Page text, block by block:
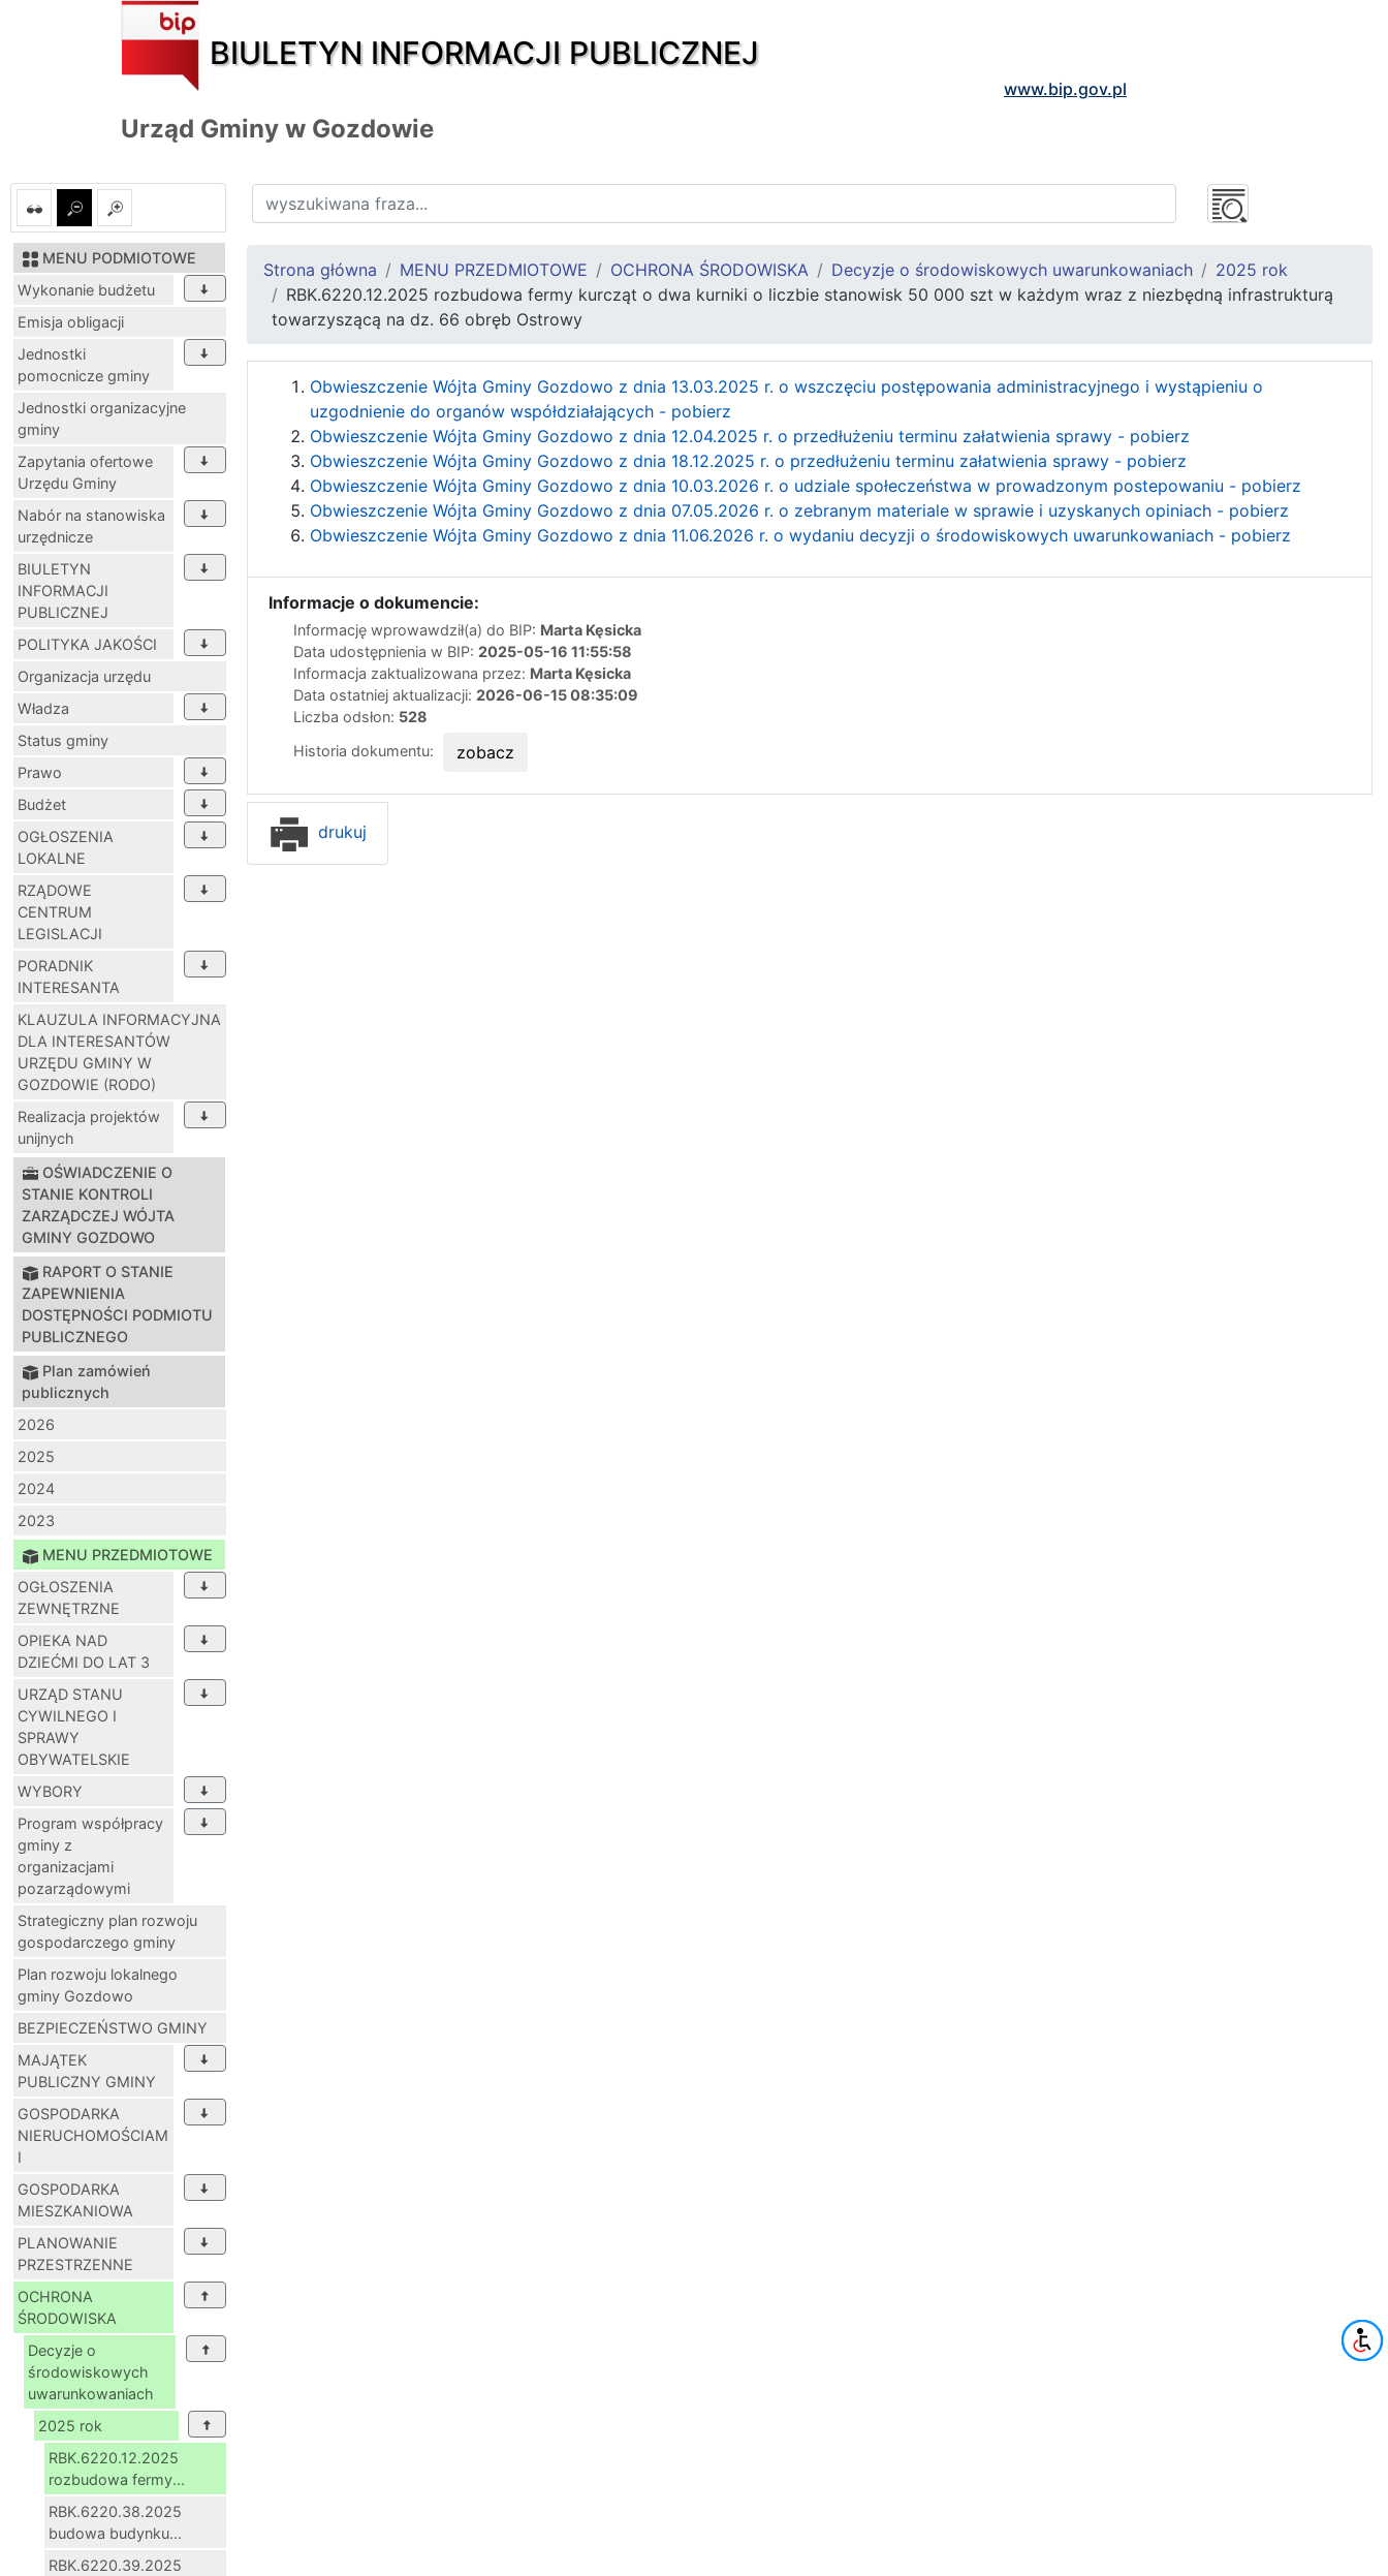
BIULETYN INFORMACJI PUBLICZNEJ
www.bip.gov.pl
Urząd Gminy w Gozdowie
MENU PODMIOTOWE
Wykonanie budżetu
Emisja obligacji
Jednostki
pomocnicze gminy
Jednostki organizacyjne
gminy
Zapytania ofertowe
Urzędu Gminy
Nabór na stanowiska
urzędnicze
BIULETYN
INFORMACJI
PUBLICZNEJ
POLITYKA JAKOŚCI
Organizacja urzędu
Władza
Status gminy
Prawo
Budżet
OGŁOSZENIA
LOKALNE
RZĄDOWE
CENTRUM
LEGISLACJI
PORADNIK
INTERESANTA
KLAUZULA INFORMACYJNA
DLA INTERESANTÓW
URZĘDU GMINY W
GOZDOWIE (RODO)
Realizacja projektów
unijnych
OŚWIADCZENIE O
STANIE KONTROLI
ZARZĄDCZEJ WÓJTA
GMINY GOZDOWO
RAPORT O STANIE
ZAPEWNIENIA
DOSTĘPNOŚCI PODMIOTU
PUBLICZNEGO
Plan zamówień
publicznych
2026
2025
2024
2023
MENU PRZEDMIOTOWE
OGŁOSZENIA
ZEWNĘTRZNE
OPIEKA NAD
DZIEĆMI DO LAT 3
URZĄD STANU
CYWILNEGO I
SPRAWY
OBYWATELSKIE
WYBORY
Program współpracy
gminy z
organizacjami
pozarządowymi
Strategiczny plan rozwoju
gospodarczego gminy
Plan rozwoju lokalnego
gminy Gozdowo
BEZPIECZEŃSTWO GMINY
MAJĄTEK
PUBLICZNY GMINY
GOSPODARKA
NIERUCHOMOŚCIAM
I
GOSPODARKA
MIESZKANIOWA
PLANOWANIE
PRZESTRZENNE
OCHRONA
ŚRODOWISKA
Decyzje o
środowiskowych
uwarunkowaniach
2025 rok
RBK.6220.12.2025
rozbudowa fermy...
RBK.6220.38.2025
budowa budynku...
RBK.6220.39.2025
Strona główna MENU PRZEDMIOTOWE OCHRONA ŚRODOWISKA Decyzje o środowiskowych uwarunkowaniach
2025 rok
RBK.6220.12.2025 rozbudowa fermy kurcząt o dwa kurniki o liczbie stanowisk 50 000 szt w każdym wraz z niezbędną infrastrukturą
towarzyszącą na dz. 66 obręb Ostrowy
Obwieszczenie Wójta Gminy Gozdowo z dnia 13.03.2025 r. o wszczęciu postępowania administracyjnego i wystąpieniu o
uzgodnienie do organów współdziałających - pobierz
Obwieszczenie Wójta Gminy Gozdowo z dnia 12.04.2025 r. o przedłużeniu terminu załatwienia sprawy - pobierz
Obwieszczenie Wójta Gminy Gozdowo z dnia 18.12.2025 r. o przedłużeniu terminu załatwienia sprawy - pobierz
Obwieszczenie Wójta Gminy Gozdowo z dnia 10.03.2026 r. o udziale społeczeństwa w prowadzonym postepowaniu - pobierz
Obwieszczenie Wójta Gminy Gozdowo z dnia 07.05.2026 r. o zebranym materiale w sprawie i uzyskanych opiniach - pobierz
Obwieszczenie Wójta Gminy Gozdowo z dnia 11.06.2026 r. o wydaniu decyzji o środowiskowych uwarunkowaniach - pobierz
Informacje o dokumencie:
Informację wprowawdził(a) do BIP: Marta Kęsicka
Data udostępnienia w BIP: 2025-05-16 11:55:58
Informacja zaktualizowana przez: Marta Kęsicka
Data ostatniej aktualizacji: 2026-06-15 08:35:09
Liczba odsłon: 528
Historia dokumentu:
zobacz
drukuj